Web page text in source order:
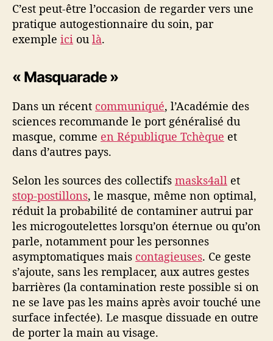
C’est peut-être l’occasion de regarder vers une
pratique autogestionnaire du soin, par
exemple ici ou là.
« Masquarade »
Dans un récent communiqué, l’Académie des
sciences recommande le port généralisé du
masque, comme en République Tchèque et
dans d’autres pays.
Selon les sources des collectifs masks4all et
stop-postillons, le masque, même non optimal,
réduit la probabilité de contaminer autrui par
les microgoutelettes lorsqu’on éternue ou qu’on
parle, notamment pour les personnes
asymptomatiques mais contagieuses. Ce geste
s’ajoute, sans les remplacer, aux autres gestes
barrières (la contamination reste possible si on
ne se lave pas les mains après avoir touché une
surface infectée). Le masque dissuade en outre
de porter la main au visage.